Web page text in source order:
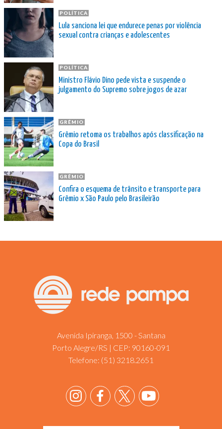
POLÍTICA
Lula sanciona lei que endurece penas por violência
sexual contra crianças e adolescentes
POLÍTICA
Ministro Flávio Dino pede vista e suspende o
julgamento do Supremo sobre jogos de azar
GRÊMIO
Grêmio retoma os trabalhos após classificação na
Copa do Brasil
GRÊMIO
Confira o esquema de trânsito e transporte para
Grêmio x São Paulo pelo Brasileirão
Avenida Ipiranga, 1500 - Santana
Porto Alegre/RS | CEP: 90160-091
Telefone: (51) 3218.2651